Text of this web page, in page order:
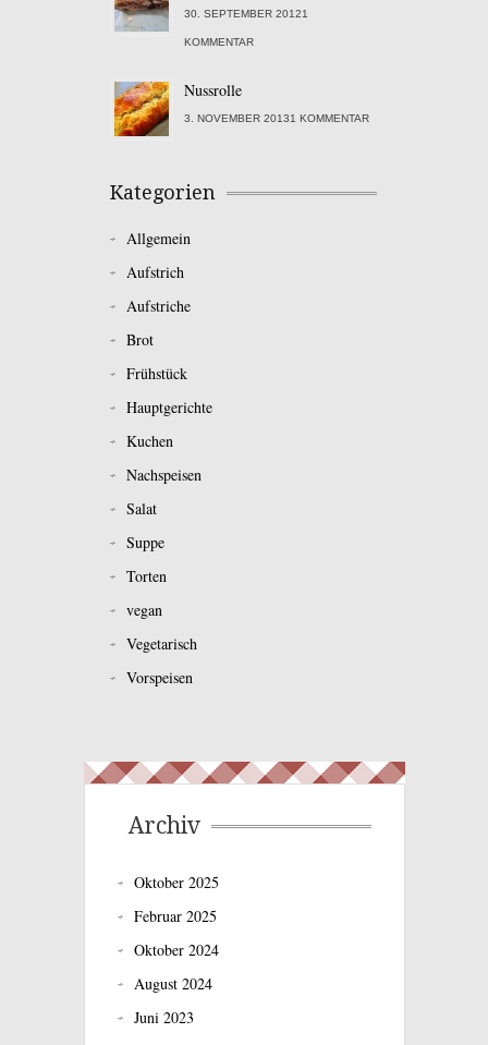
30. SEPTEMBER 20121
KOMMENTAR
Nussrolle
3. NOVEMBER 20131 KOMMENTAR
Kategorien
Allgemein
Aufstrich
Aufstriche
Brot
Frühstück
Hauptgerichte
Kuchen
Nachspeisen
Salat
Suppe
Torten
vegan
Vegetarisch
Vorspeisen
Archiv
Oktober 2025
Februar 2025
Oktober 2024
August 2024
Juni 2023